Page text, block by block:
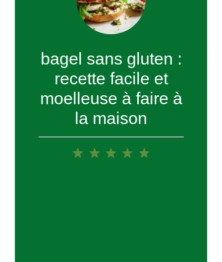
bagel sans gluten :
recette facile et
moelleuse à faire à
la maison
5
4
3
2
1